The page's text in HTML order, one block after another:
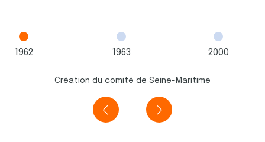
Création du comité de Seine-Maritime
1962 1963 2000